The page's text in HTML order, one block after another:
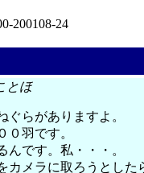
200108-24
とほ
らがありますよ。
０羽です。
です。私・・・。
カメラに取ろうとした